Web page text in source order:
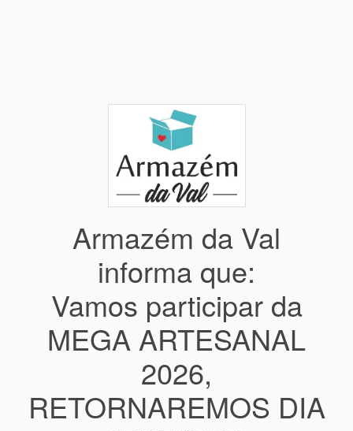
Armazém da Val
informa que:
Vamos participar da
MEGA ARTESANAL
2026,
RETORNAREMOS DIA